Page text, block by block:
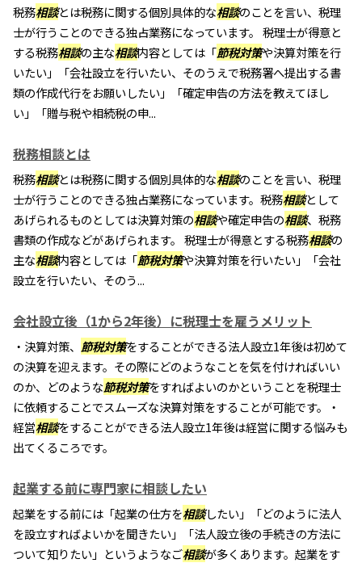
税務相談とは税務に関する個別具体的な相談のことを言い、税理
士が行うことのできる独占業務になっています。 税理士が得意と
する税務相談の主な相談内容としては「節税対策や決算対策を行
いたい」「会社設立を行いたい、そのうえで税務署へ提出する書
類の作成代行をお願いしたい」「確定申告の方法を教えてほし
い」「贈与税や相続税の申...
税務相談とは
税務相談とは税務に関する個別具体的な相談のことを言い、税理
士が行うことのできる独占業務になっています。税務相談として
あげられるものとしては決算対策の相談や確定申告の相談、税務
書類の作成などがあげられます。 税理士が得意とする税務相談の
主な相談内容としては「節税対策や決算対策を行いたい」「会社
設立を行いたい、そのう...
会社設立後（1から2年後）に税理士を雇うメリット
・決算対策、 節税対策をすることができる法人設立1年後は初めて
の決算を迎えます。その際にどのようなことを気を付ければいい
のか、どのような節税対策をすればよいのかということを税理士
に依頼することでスムーズな決算対策をすることが可能です。・
経営相談をすることができる法人設立1年後は経営に関する悩みも
出てくるころです。
起業する前に専門家に相談したい
起業をする前には「起業の仕方を相談したい」「どのように法人
を設立すればよいかを聞きたい」「法人設立後の手続きの方法に
ついて知りたい」というようなご相談が多くあります。起業をす